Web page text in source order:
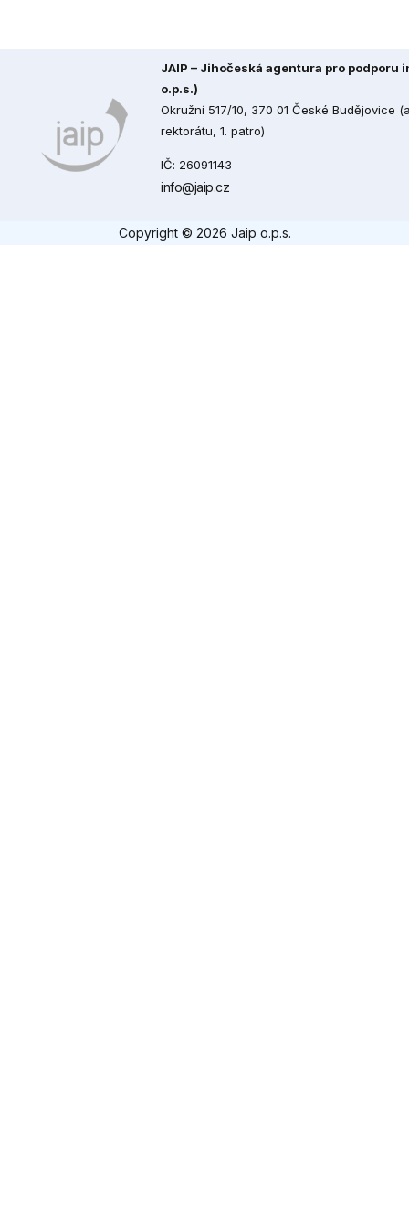
JAIP – Jihočeská agentura pro podporu
o.p.s.)
Okružní 517/10, 370 01 České Budějovice
rektorátu, 1. patro)
IČ: 26091143
info@jaip.cz
Copyright © 2026 Jaip o.p.s.